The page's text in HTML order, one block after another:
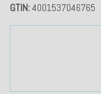
GTIN 4001537046765